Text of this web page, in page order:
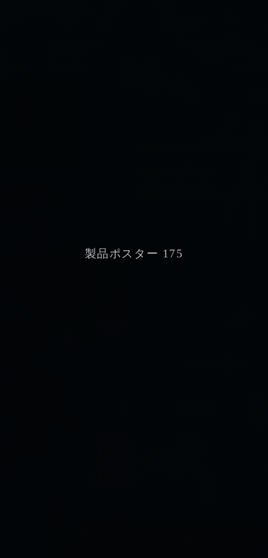
製品ポスター 175